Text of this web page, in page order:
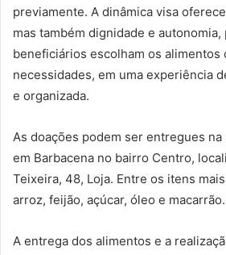
previamente. A dinâmica visa
mas também dignidade e
beneficiários escolham os alimentos
necessidades, em uma experiência
e organizada.
As doações podem ser entregues na
em Barbacena no bairro Centro,
Teixeira, 48, Loja. Entre os itens
arroz, feijão, açúcar, óleo e macarrão.
A entrega dos alimentos e a